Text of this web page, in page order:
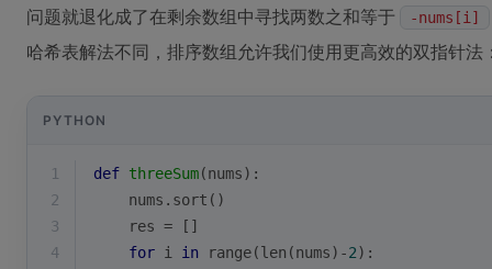
问题就退化成了在剩余数组中寻找两数之和等于
-nums[i]
哈希表解法不同，排序数组允许我们使用更高效的双指针法
PYTHON
1 def threeSum(nums):
2
    nums.sort()
3
    res = []
4
for i in range(len (nums)-2):